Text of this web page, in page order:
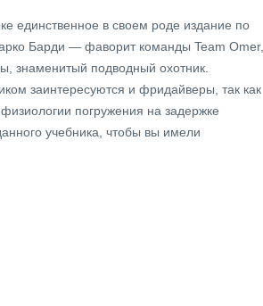
единственное в своем роде издание по
Барди — фаворит команды Team Omer,
знаменитый подводный охотник.
заинтересуются и фридайверы, так как
погружения на задержке
учебника, чтобы вы имели